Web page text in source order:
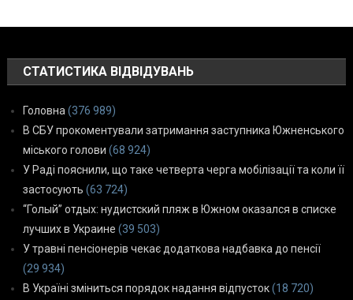
СТАТИСТИКА ВІДВІДУВАНЬ
Головна (376 989)
В СБУ прокоментували затримання заступника Южненського
міського голови (68 924)
У Раді пояснили, що таке четверта черга мобілізації та коли її
застосують (63 724)
“Голый” отдых: нудистский пляж в Южном оказался в списке
лучших в Украине (39 503)
У травні пенсіонерів чекає додаткова надбавка до пенсії
(29 934)
В Україні зміниться порядок надання відпусток(18 720)